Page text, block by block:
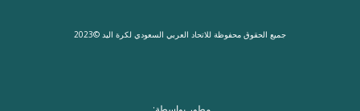
جميع الحقوق محفوظة للاتحاد العربي السعودي لكرة اليد ©2023